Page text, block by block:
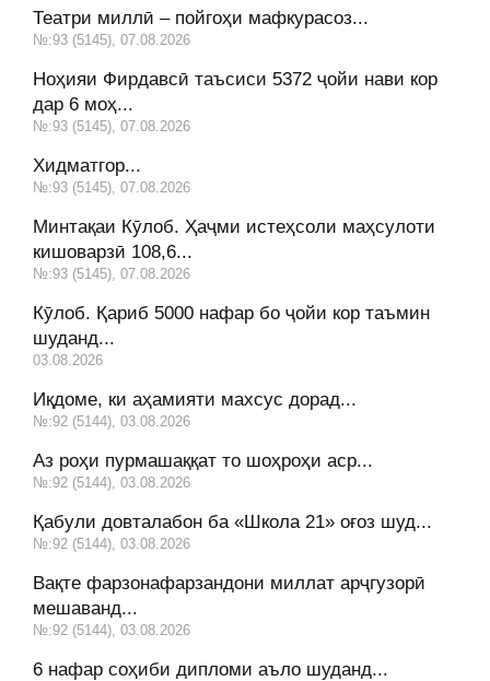
Театри миллӣ – пойгоҳи мафкурасоз...
№:93 (5145), 07.08.2026
Ноҳияи Фирдавсӣ таъсиси 5372 ҷойи нави кор
дар 6 моҳ...
№:93 (5145), 07.08.2026
Хидматгор...
№:93 (5145), 07.08.2026
Минтақаи Кӯлоб. Ҳаҷми истеҳсоли маҳсулоти
кишоварзӣ 108,6...
№:93 (5145), 07.08.2026
Кӯлоб. Қариб 5000 нафар бо ҷойи кор таъмин
шуданд...
03.08.2026
Иқдоме, ки аҳамияти махсус дорад...
№:92 (5144), 03.08.2026
Аз роҳи пурмашаққат то шоҳроҳи аср...
№:92 (5144), 03.08.2026
Қабули довталабон ба «Школа 21» оғоз шуд...
№:92 (5144), 03.08.2026
Вақте фарзонафарзандони миллат арҷгузорӣ
мешаванд...
№:92 (5144), 03.08.2026
6 нафар соҳиби дипломи аъло шуданд...